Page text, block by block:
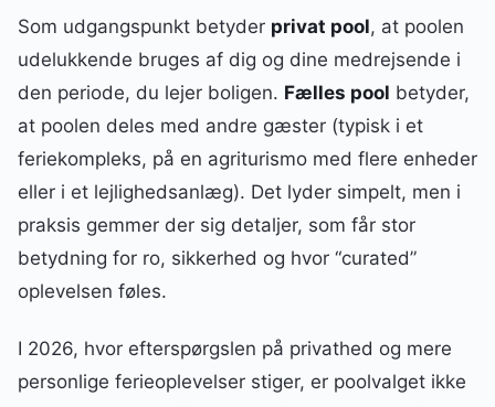
Som udgangspunkt betyder privat pool, at poolen
udelukkende bruges af dig og dine medrejsende i
den periode, du lejer boligen. Fælles pool betyder,
at poolen deles med andre gæster (typisk i et
feriekompleks, på en agriturismo med flere enheder
eller i et lejlighedsanlæg). Det lyder simpelt, men i
praksis gemmer der sig detaljer, som får stor
betydning for ro, sikkerhed og hvor “curated”
oplevelsen føles.
I 2026, hvor efterspørgslen på privathed og mere
personlige ferieoplevelser stiger, er poolvalget ikke